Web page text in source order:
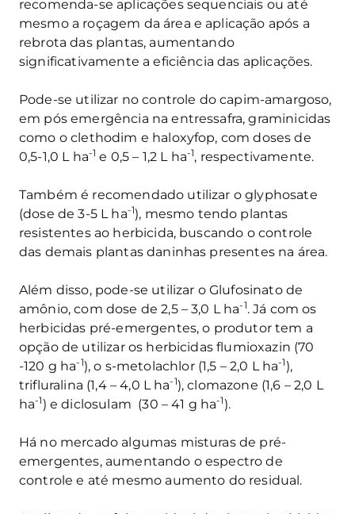
recomenda-se aplicações sequenciais ou até
mesmo a roçagem da área e aplicação após a
rebrota das plantas, aumentando
significativamente a eficiência das aplicações.
Pode-se utilizar no controle do capim-amargoso,
em pós emergência na entressafra, graminicidas
como o clethodim e haloxyfop, com doses de
0,5-1,0 L ha-1 e 0,5 – 1,2 L ha-1, respectivamente.
Também é recomendado utilizar o glyphosate
(dose de 3-5 L ha-1), mesmo tendo plantas
resistentes ao herbicida, buscando o controle
das demais plantas daninhas presentes na área.
Além disso, pode-se utilizar o Glufosinato de
amônio, com dose de 2,5 – 3,0 L ha-1. Já com os
herbicidas pré-emergentes, o produtor tem a
opção de utilizar os herbicidas flumioxazin (70
-120 g ha-1), o s-metolachlor (1,5 – 2,0 L ha-1),
trifluralina (1,4 – 4,0 L ha-1), clomazone (1,6 – 2,0 L
ha-1) e diclosulam (30 – 41 g ha-1).
Há no mercado algumas misturas de pré-
emergentes, aumentando o espectro de
controle e até mesmo aumento do residual.